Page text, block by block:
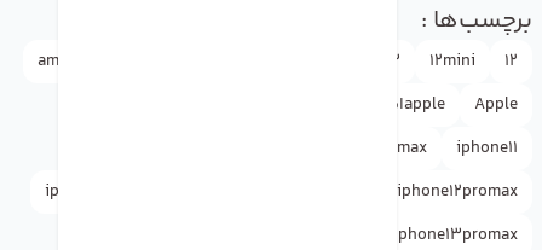
برچسب‌ها :
12
12mini
13
amozesh
Apple
appleاپل
iphone11
iphone11promax
iphone12promax
iphone13pro
iphone13promax